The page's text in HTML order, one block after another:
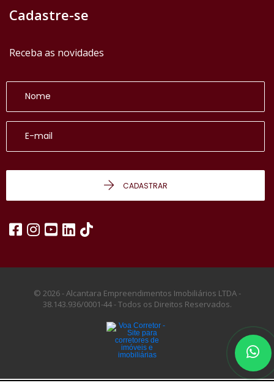
Cadastre-se
Receba as novidades
CADASTRAR
© 2026 - Alcantara Empreendimentos Imobiliários LTDA -
38.143.936/0001-44 -Todos os Direitos Reservados.